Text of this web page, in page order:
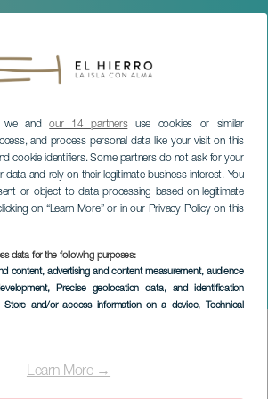
we andour 14 partnersuse cookies or similar
and process personal data like your visit on this
cookie identifiers. Some partners do not ask for your
and rely on their legitimate business interest. You
or object to data processing based on legitimate
on “Learn More” or in our Privacy Policy on this
data for the following purposes:
content, advertising and content measurement, audience
, Precise geolocation data, and identification
Store and/or access information on a device, Technical
Learn More →
López: Alma